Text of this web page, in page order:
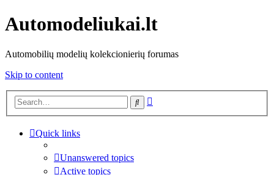
Automodeliukai.lt
Automobilių modelių kolekcionierių forumas
Skip to content
Search
Quick links
Unanswered topics
Active topics